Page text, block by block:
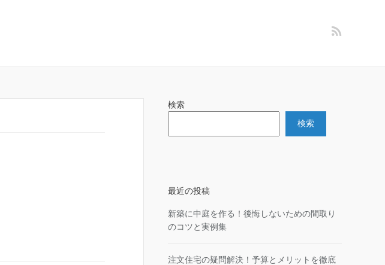
検索
検索
最近の投稿
新築に中庭を作る！後悔しないための間取り
のコツと実例集
注文住宅の疑問解決！予算とメリットを徹底